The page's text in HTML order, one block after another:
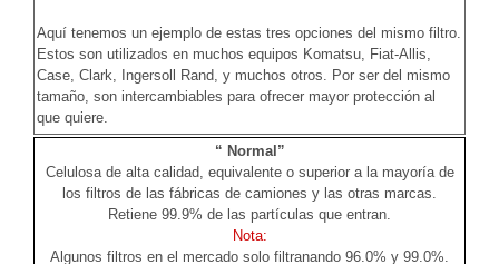
Aquí tenemos un ejemplo de estas tres opciones del mismo filtro.
Estos son utilizados en muchos equipos Komatsu, Fiat-Allis,
Case, Clark, Ingersoll Rand, y muchos otros. Por ser del mismo
tamaño, son intercambiables para ofrecer mayor protección al
que quiere.
“ Normal”
Celulosa de alta calidad, equivalente o superior a la mayoría de
los filtros de las fábricas de camiones y las otras marcas.
Retiene 99.9% de las partículas que entran.
Nota:
Algunos filtros en el mercado solo filtranando 96.0% y 99.0%.